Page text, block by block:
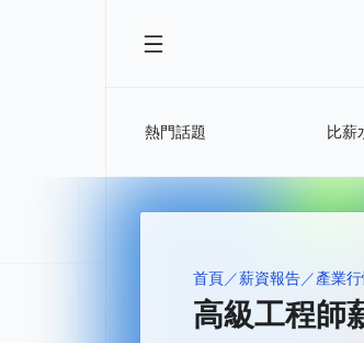
熱門話題 比薪
首頁 薪資報告 產業
高級工程師